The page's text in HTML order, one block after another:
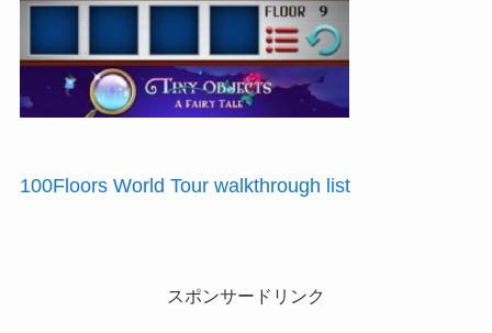
100Floors World Tour walkthrough list
スポンサードリンク